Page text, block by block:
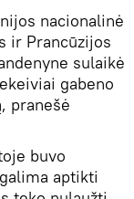
nacionalinė
ir Prancūzijos
sulaikė
gabeno
pranešė
buvo
aptikti